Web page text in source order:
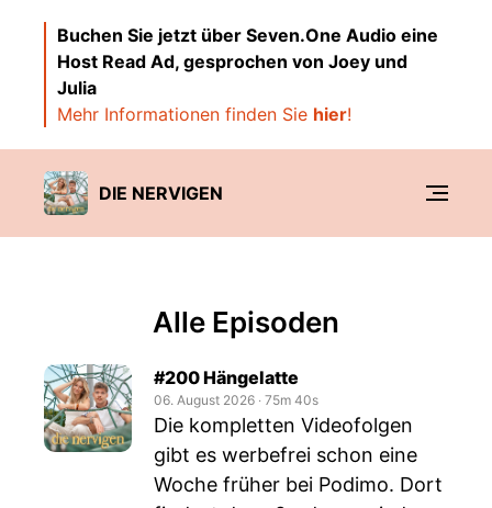
Buchen Sie jetzt über Seven.One Audio eine
Host Read Ad, gesprochen von Joey und
Julia
Mehr Informationen finden Sie hier!
DIE NERVIGEN
Alle Episoden
#200 Hängelatte
06. August 2026 ‧ 75m 40s
Die kompletten Videofolgen
gibt es werbefrei schon eine
Woche früher bei Podimo. Dort